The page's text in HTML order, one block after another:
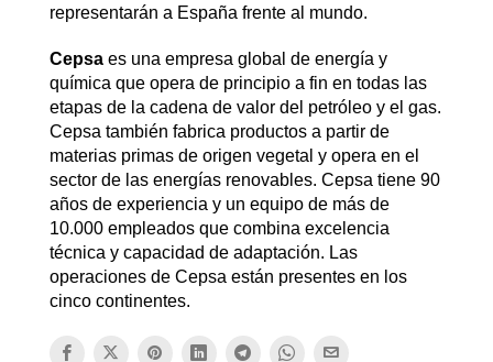
representarán a España frente al mundo.
Cepsa es una empresa global de energía y
química que opera de principio a fin en todas las
etapas de la cadena de valor del petróleo y el gas.
Cepsa también fabrica productos a partir de
materias primas de origen vegetal y opera en el
sector de las energías renovables. Cepsa tiene 90
años de experiencia y un equipo de más de
10.000 empleados que combina excelencia
técnica y capacidad de adaptación. Las
operaciones de Cepsa están presentes en los
cinco continentes.